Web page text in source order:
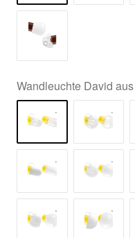
Wandleuchte David